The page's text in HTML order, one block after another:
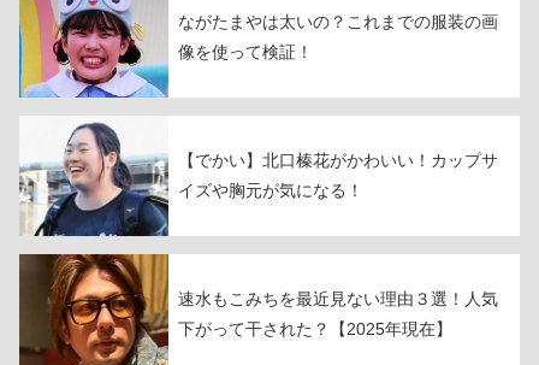
ながたまやは太いの？これまでの服装の画
像を使って検証！
【でかい】北口榛花がかわいい！カップサ
イズや胸元が気になる！
速水もこみちを最近見ない理由３選！人気
下がって干された？【2025年現在】